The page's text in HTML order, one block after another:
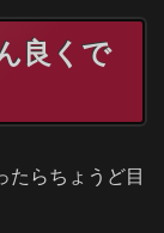
良くで
たらちょうど目